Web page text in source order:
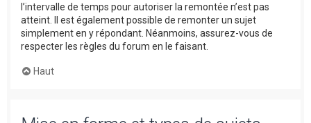
l’intervalle de temps pour autoriser la remontée n’est pas
atteint. Il est également possible de remonter un sujet
simplement en y répondant. Néanmoins, assurez-vous de
respecter les règles du forum en le faisant.
Haut